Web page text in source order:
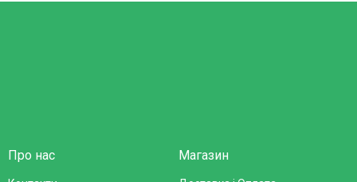
Про нас Магазин